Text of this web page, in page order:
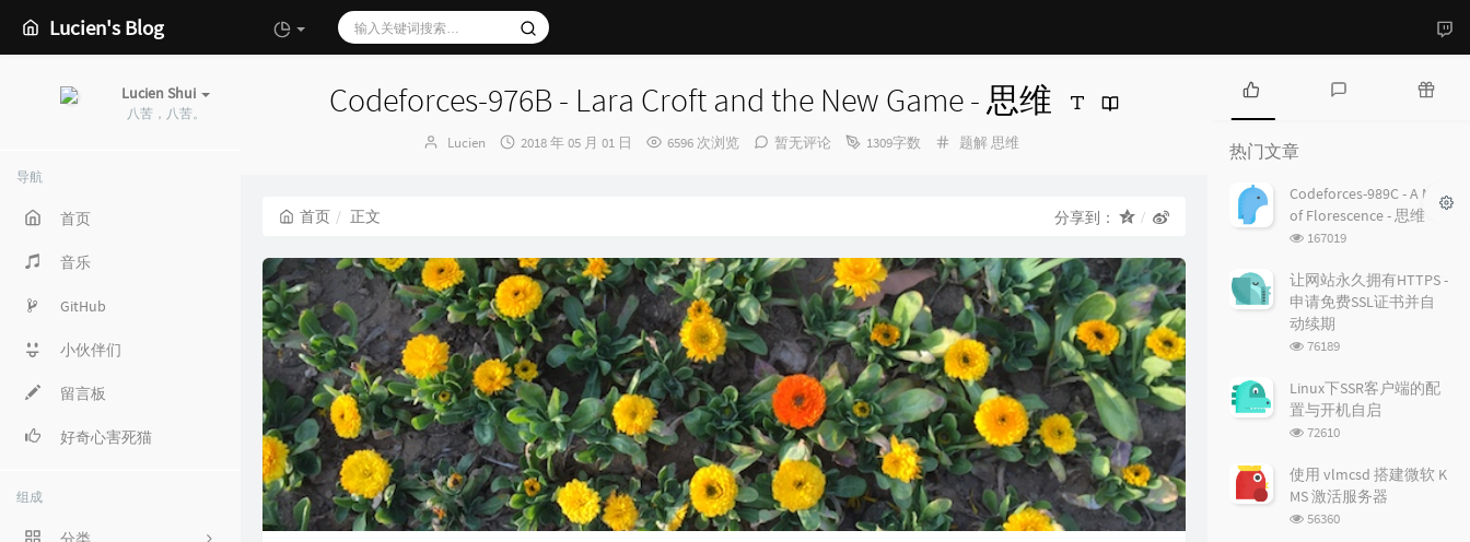
Lucien's Blog
Lucien Shui
八苦，八苦。
导航
首页
音乐
GitHub
小伙伴们
留言板
好奇心害死猫
组成
Codeforces-976B - Lara Croft and the New Game - 思维
博
Lucien
发
2018 年 05 月 01 日 6596 次浏览 暂无评论 1309字数
分
题解 思维
首页 正文 分享到：
热
门
文
章
热门文章
Codeforces-989C - A Mist
of Florescence - 思维
浏
次
数:
167019
让网站永久拥有HTTPS -
申请免费SSL证书并自
动续期
浏
次
数:
76189
Linux下SSR客户端的配
置与开机自启
浏
次
数:
72610
使用 vlmcsd 搭建微软 K
MS 激活服务器
浏
56360